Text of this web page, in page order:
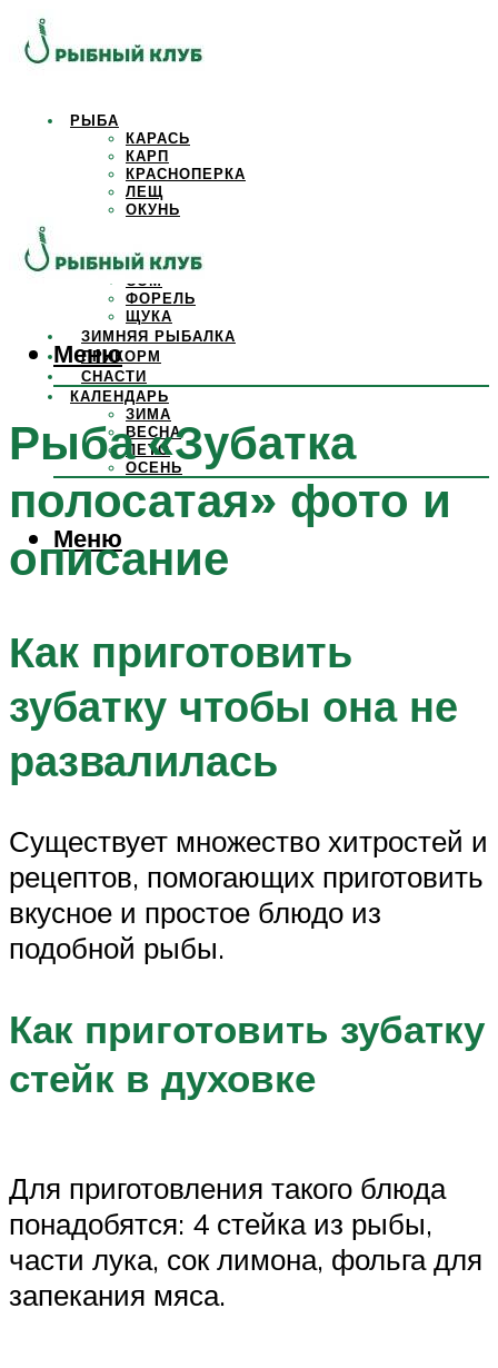
РЫБА
КАРАСЬ
КАРП
КРАСНОПЕРКА
ЛЕЩ
ОКУНЬ
САЗАН
СОМ
ФОРЕЛЬ
ЩУКА
ЗИМНЯЯ РЫБАЛКА
ПРИКОРМ
СНАСТИ
КАЛЕНДАРЬ
ЗИМА
ВЕСНА
ЛЕТО
ОСЕНЬ
Меню
Меню
Рыба «Зубатка
полосатая» фото и
описание
Как приготовить
зубатку чтобы она не
развалилась
Существует множество хитростей и
рецептов, помогающих приготовить
вкусное и простое блюдо из
подобной рыбы.
Как приготовить зубатку
стейк в духовке
Для приготовления такого блюда
понадобятся: 4 стейка из рыбы,
части лука, сок лимона, фольга для
запекания мяса.